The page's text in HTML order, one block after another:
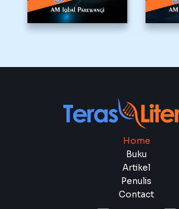
Home
Buku
Artikel
Penulis
Contact